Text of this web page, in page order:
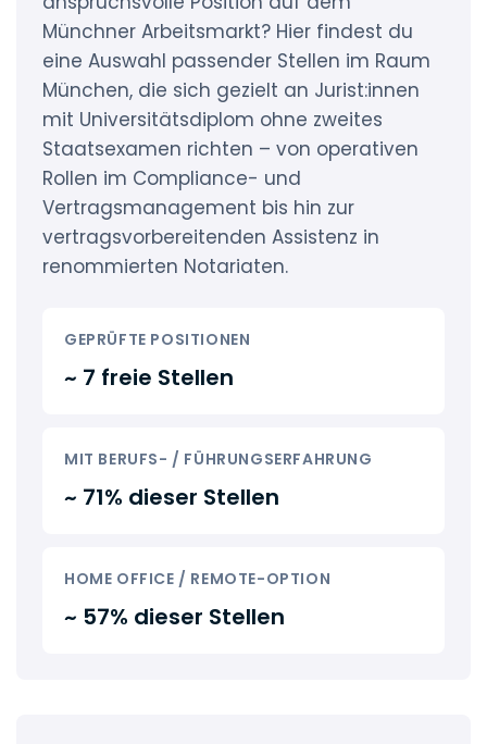
Münchner Arbeitsmarkt? Hier findest du
eine Auswahl passender Stellen im Raum
München, die sich gezielt an Jurist:innen
mit Universitätsdiplom ohne zweites
Staatsexamen richten – von operativen
Rollen im Compliance- und
Vertragsmanagement bis hin zur
vertragsvorbereitenden Assistenz in
renommierten Notariaten.
GEPRÜFTE POSITIONEN
~ 7 freie Stellen
MIT BERUFS- / FÜHRUNGSERFAHRUNG
~ 71% dieser Stellen
HOME OFFICE / REMOTE-OPTION
~ 57% dieser Stellen